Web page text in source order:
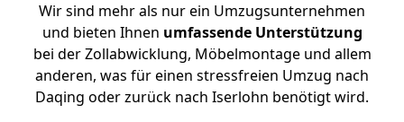
Wir sind mehr als nur ein Umzugsunternehmen
und bieten Ihnen umfassende Unterstützung
bei der Zollabwicklung, Möbelmontage und allem
anderen, was für einen stressfreien Umzug nach
Daqing oder zurück nach Iserlohn benötigt wird.